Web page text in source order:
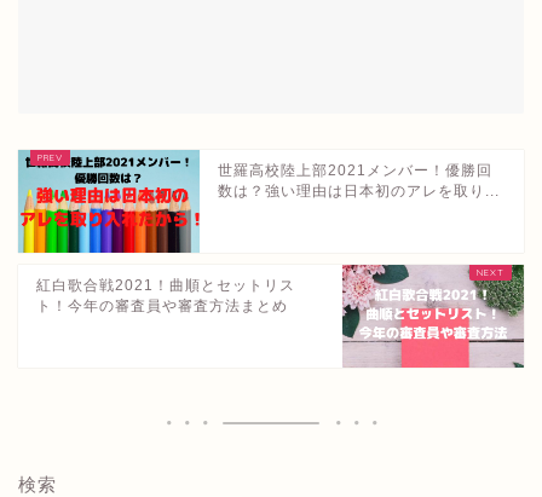
世羅高校陸上部2021メンバー！優勝回
数は？強い理由は日本初のアレを取り...
紅白歌合戦2021！曲順とセットリス
ト！今年の審査員や審査方法まとめ
検索